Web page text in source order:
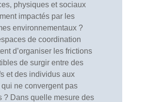
physiques et sociaux
impactés par les
environnementaux ?
de coordination
d’organiser les frictions
de surgir entre des
et des individus aux
qui ne convergent pas
? Dans quelle mesure des